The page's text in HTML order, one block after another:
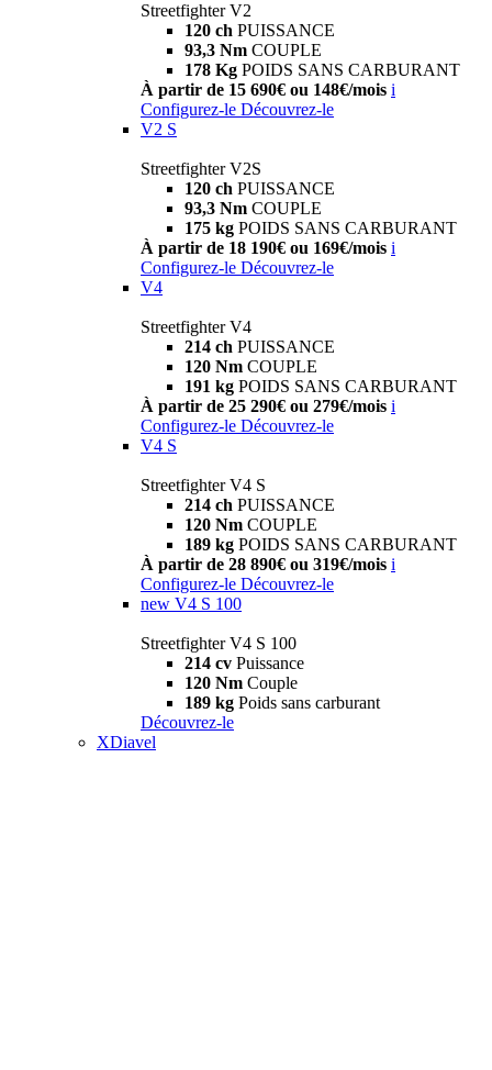
Streetfighter V2
120 ch PUISSANCE
93,3 Nm COUPLE
178 Kg POIDS SANS CARBURANT
À partir de 15 690€ ou 148€/mois i
Configurez-le Découvrez-le
V2 S
Streetfighter V2S
120 ch PUISSANCE
93,3 Nm COUPLE
175 kg POIDS SANS CARBURANT
À partir de 18 190€ ou 169€/mois i
Configurez-le Découvrez-le
V4
Streetfighter V4
214 ch PUISSANCE
120 Nm COUPLE
191 kg POIDS SANS CARBURANT
À partir de 25 290€ ou 279€/mois i
Configurez-le Découvrez-le
V4 S
Streetfighter V4 S
214 ch PUISSANCE
120 Nm COUPLE
189 kg POIDS SANS CARBURANT
À partir de 28 890€ ou 319€/mois i
Configurez-le Découvrez-le
new V4 S 100
Streetfighter V4 S 100
214 cv Puissance
120 Nm Couple
189 kg Poids sans carburant
Découvrez-le
XDiavel